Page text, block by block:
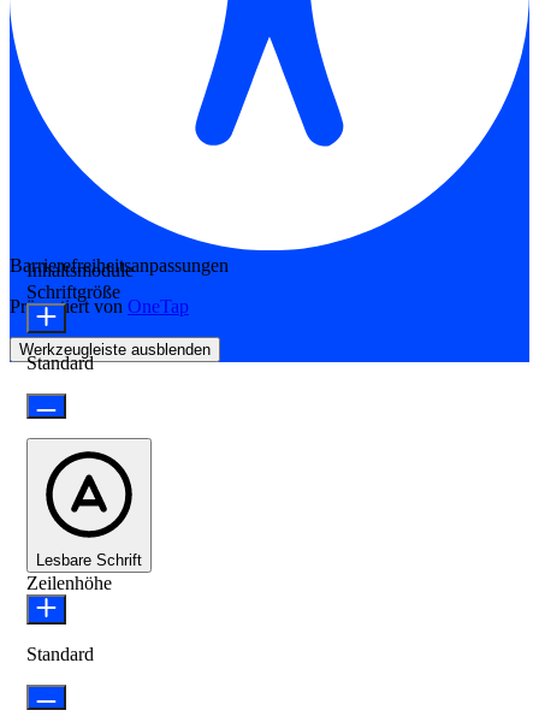
Barrierefreiheitsanpassungen
Präsentiert von OneTap
Werkzeugleiste ausblenden
Inhaltsmodule
Schriftgröße
Standard
Lesbare Schrift
Zeilenhöhe
Standard